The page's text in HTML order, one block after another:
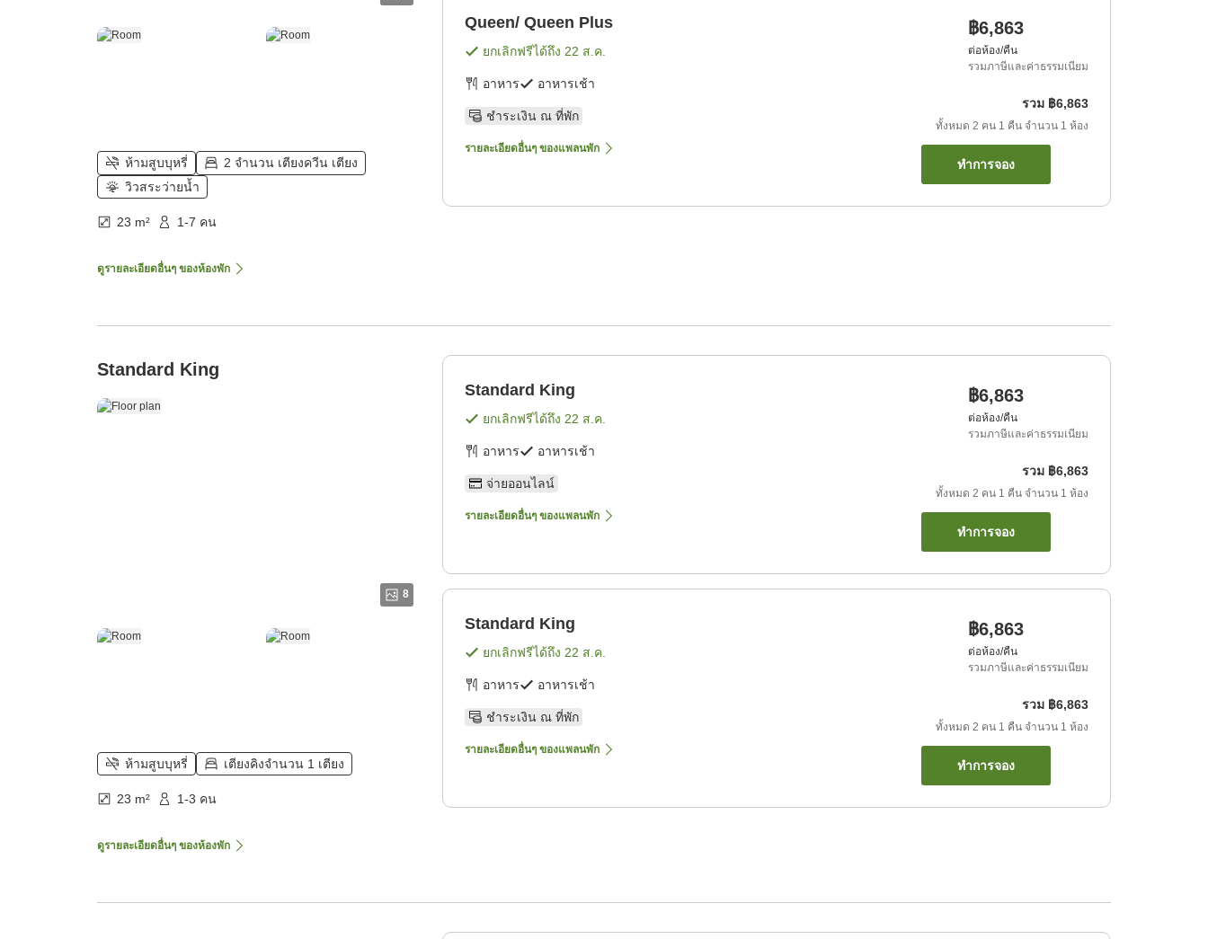
ห้ามสูบบุหรี่
2 จำนวน เตียงควีน เตียง
วิวสระว่ายน้ำ
23 m² 1-7 คน
ดูรายละเอียดอื่นๆ ของห้องพัก
Queen/ Queen Plus
ยกเลิกฟรีได้ถึง 22 ส.ค.
อาหาร อาหารเช้า
ชำระเงิน ณ ที่พัก
รายละเอียดอื่นๆ ของแพลนพัก
฿6,863
ต่อห้อง/คืน
รวมภาษีและค่าธรรมเนียม
รวม ฿6,863
ทั้งหมด 2 คน 1 คืน จำนวน 1 ห้อง
ทำการจอง
Standard King
8
ห้ามสูบบุหรี่ เตียงคิงจำนวน 1 เตียง
23 m² 1-3 คน
ดูรายละเอียดอื่นๆ ของห้องพัก
Standard King
ยกเลิกฟรีได้ถึง 22 ส.ค.
อาหาร อาหารเช้า
จ่ายออนไลน์
รายละเอียดอื่นๆ ของแพลนพัก
฿6,863
ต่อห้อง/คืน
รวมภาษีและค่าธรรมเนียม
รวม ฿6,863
ทั้งหมด 2 คน 1 คืน จำนวน 1 ห้อง
ทำการจอง
Standard King
ยกเลิกฟรีได้ถึง 22 ส.ค.
อาหาร อาหารเช้า
ชำระเงิน ณ ที่พัก
รายละเอียดอื่นๆ ของแพลนพัก
฿6,863
ต่อห้อง/คืน
รวมภาษีและค่าธรรมเนียม
รวม ฿6,863
ทั้งหมด 2 คน 1 คืน จำนวน 1 ห้อง
ทำการจอง